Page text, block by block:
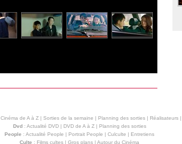
Cinéma de A à Z| Sorties de la semaine | Planning des sorties| Réalisateurs|
Dvd: Actualité DVD| DVD de A à Z| Planning des sorties
People : Actualité People | Portrait People | Culculte | Entretiens
Culte : Films cultes | Gros plans | Autour du Cinéma